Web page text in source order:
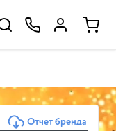
Отчет бренда